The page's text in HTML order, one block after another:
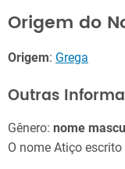
Origem do
Origem: Grega
Outras
Gênero: nome
O nome Atiço